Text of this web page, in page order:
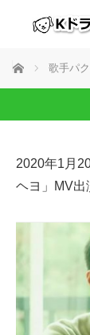
ホーム 歌手パ
2020年1月
ヘヨ」MV出